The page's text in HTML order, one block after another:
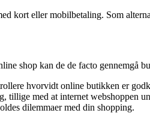
kort eller mobilbetaling. Som
shop kan de de facto gennemgå
hvorvidt online butikken er
tillige med at internet webshoppen
dilemmaer med din shopping.